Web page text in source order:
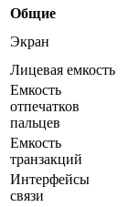
Общие
Экран
Лицевая емкость
Емкость
отпечатков
пальцев
Емкость
транзакций
Интерфейсы
связи